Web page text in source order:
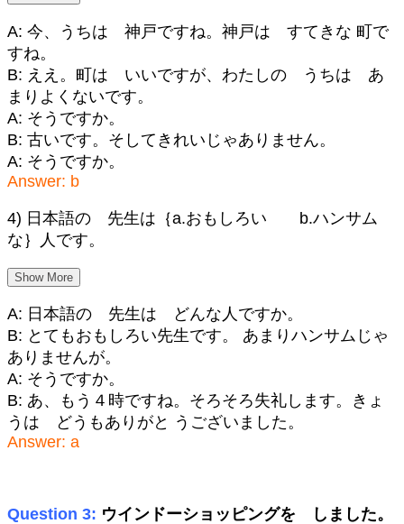
A: 今、うちは 神戸ですね。神戸は すてきな 町で
すね。
B: ええ。町は いいですが、わたしの うちは あ
まりよくないです。
A: そうですか。
B: 古いです。そしてきれいじゃありません。
A: そうですか。
Answer: b
4) 日本語の 先生は｛a.おもしろい b.ハンサム
な｝人です。
Show More
A: 日本語の 先生は どんな人ですか。
B: とてもおもしろい先生です。 あまりハンサムじゃ
ありませんが。
A: そうですか。
B: あ、もう４時ですね。そろそろ失礼します。きょ
うは どうもありがと うございました。
Answer: a
Question 3: ウインドーショッピングを しました。